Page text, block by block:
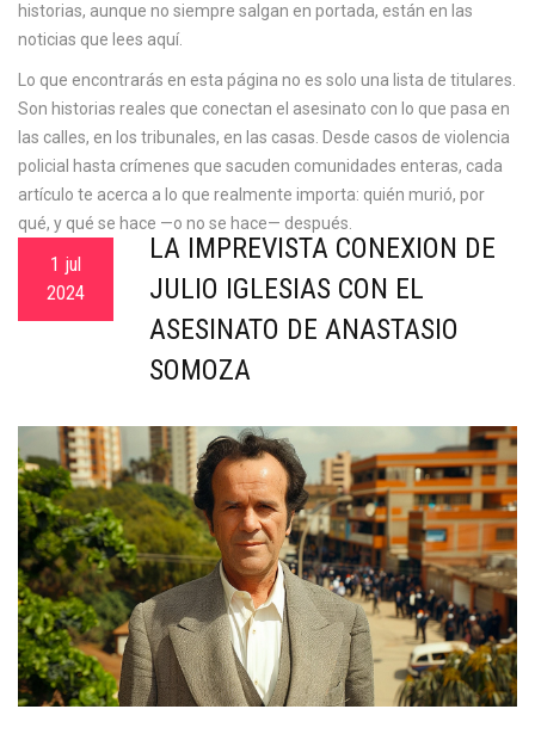
historias, aunque no siempre salgan en portada, están en las
noticias que lees aquí.
Lo que encontrarás en esta página no es solo una lista de titulares.
Son historias reales que conectan el asesinato con lo que pasa en
las calles, en los tribunales, en las casas. Desde casos de violencia
policial hasta crímenes que sacuden comunidades enteras, cada
artículo te acerca a lo que realmente importa: quién murió, por
qué, y qué se hace —o no se hace— después.
1 jul
2024
LA IMPREVISTA CONEXIÓN DE
JULIO IGLESIAS CON EL
ASESINATO DE ANASTASIO
SOMOZA